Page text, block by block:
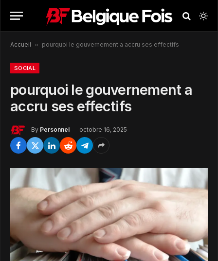
Accueil » pourquoi le gouvernement a accru ses effectifs
SOCIAL
pourquoi le gouvernement a
accru ses effectifs
By Personnel octobre 16, 2025